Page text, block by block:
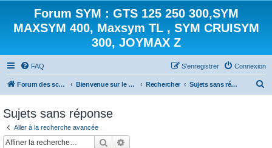
Forum SYM : GTS 125 250 300,SYM
MAXSYM 400, Maxsym TL , SYM CRUISYM
300, JOYMAX Z
FAQ Connexion
S’enregistrer
Forum des scooters SYM - GTS -MAXSYM - CRUISYM - JOYMAX - Maxsym TL Bienvenue sur le forum des scooters de la gamme SYM Rechercher Sujets sans réponse
Sujets sans réponse
Aller à la recherche avancée
Rechercher